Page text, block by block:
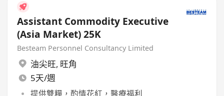
Assistant Commodity Executive
(Asia Market) 25K
Besteam Personnel Consultancy Limited
油尖旺, 旺角
5天/週
提供雙糧，酌情花紅，醫療福利